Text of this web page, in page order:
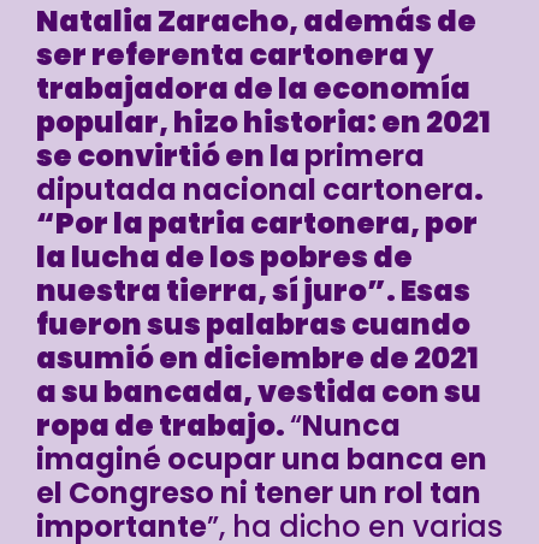
Natalia Zaracho, además de
ser referenta cartonera y
trabajadora de la economía
popular, hizo historia: en 2021
se convirtió en laprimera
diputada nacional cartonera.
“Por la patria cartonera, por
la lucha de los pobres de
nuestra tierra, sí juro”. Esas
fueron sus palabras cuando
asumió en diciembre de 2021
a su bancada, vestida con su
ropa de trabajo.“Nunca
imaginé ocupar una banca en
el Congreso ni tener un rol tan
importante”, ha dicho en varias